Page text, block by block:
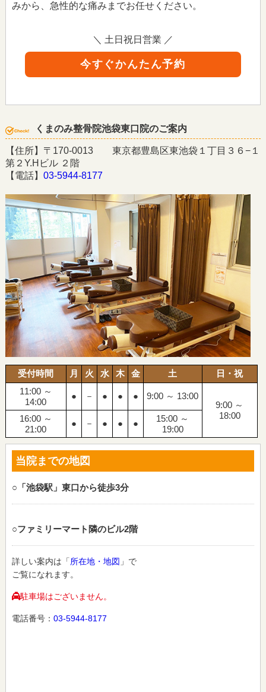
みから、急性的な痛みまでお任せください。
＼ 土日祝日営業 ／
今すぐかんたん予約
くまのみ整骨院池袋東口院のご案内
【住所】〒170-0013 東京都豊島区東池袋１丁目３６−１
第２Y.Hビル ２階
【電話】 03-5944-8177
受付時間 月 火 水 木 金 土
日・祝
11:00 ～
14:00
● － ● ● ●
9:00 ～ 13:00
9:00 ～
18:00
16:00 ～
21:00
● － ● ● ●
15:00 ～
19:00
当院までの地図
○「池袋駅」東口から徒歩3分
○ファミリーマート隣のビル2階
詳しい案内は「所在地・地図 」で
ご覧になれます。
駐車場はございません。
電話番号： 03-5944-8177